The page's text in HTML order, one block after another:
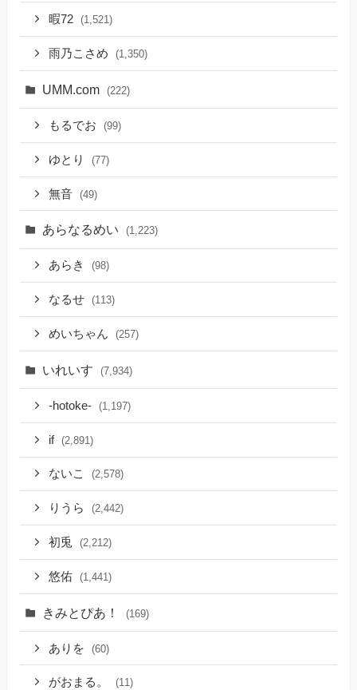
暇72 (1,521)
雨乃こさめ (1,350)
UMM.com (222)
もるでお (99)
ゆとり (77)
無音 (49)
あらなるめい (1,223)
あらき (98)
なるせ (113)
めいちゃん (257)
いれいす (7,934)
-hotoke- (1,197)
if (2,891)
ないこ (2,578)
りうら (2,442)
初兎 (2,212)
悠佑 (1,441)
きみとぴあ！ (169)
ありを (60)
がおまる。 (11)